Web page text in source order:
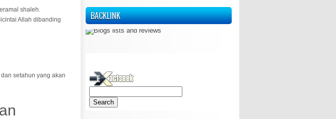
shaleh.
Allah dibanding
setahun yang akan
BACKLINK